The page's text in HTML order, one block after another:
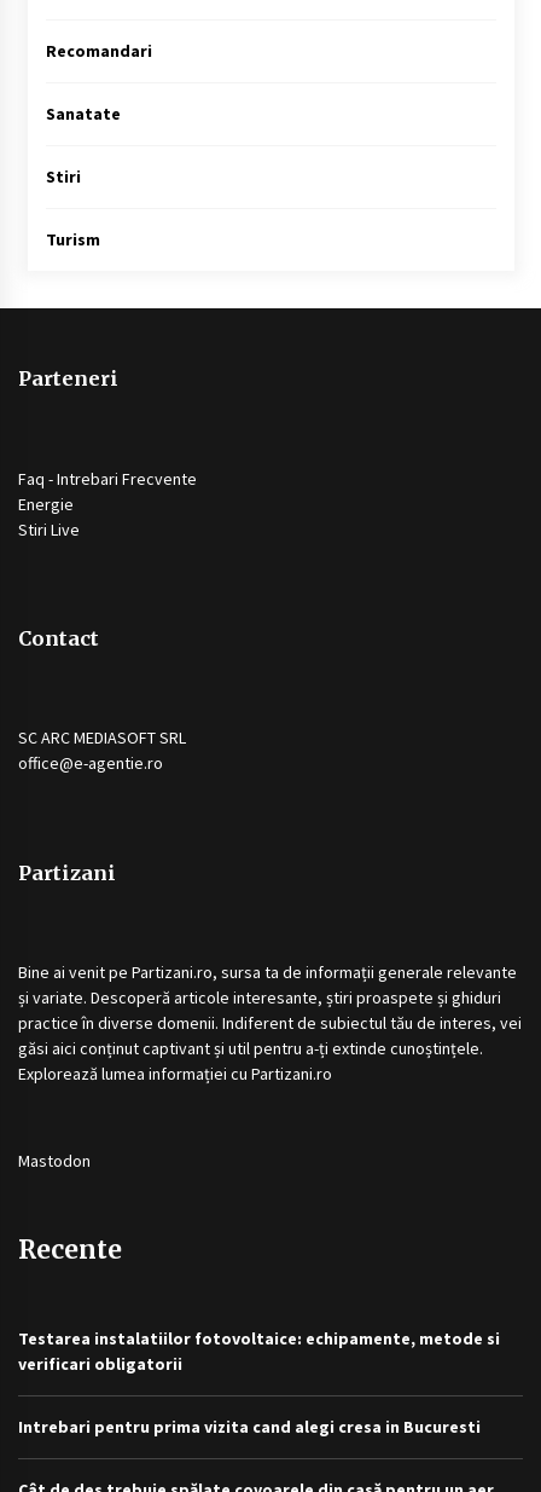
Recomandari
Sanatate
Stiri
Turism
Parteneri
Faq - Intrebari Frecvente
Energie
Stiri Live
Contact
SC ARC MEDIASOFT SRL
office@e-agentie.ro
Partizani
Bine ai venit pe Partizani.ro, sursa ta de informații generale relevante
și variate. Descoperă articole interesante, știri proaspete și ghiduri
practice în diverse domenii. Indiferent de subiectul tău de interes, vei
găsi aici conținut captivant și util pentru a-ți extinde cunoștințele.
Explorează lumea informației cu Partizani.ro
Mastodon
Recente
Testarea instalatiilor fotovoltaice: echipamente, metode si
verificari obligatorii
Intrebari pentru prima vizita cand alegi cresa in Bucuresti